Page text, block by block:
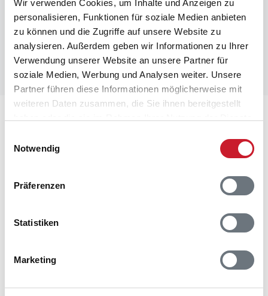
Wir verwenden Cookies, um Inhalte und Anzeigen zu
personalisieren, Funktionen für soziale Medien anbieten
zu können und die Zugriffe auf unsere Website zu
analysieren. Außerdem geben wir Informationen zu Ihrer
Verwendung unserer Website an unsere Partner für
soziale Medien, Werbung und Analysen weiter. Unsere
Partner führen diese Informationen möglicherweise mit
weiteren Daten zusammen, die Sie ihnen bereitgestellt
Notwendig
Präferenzen
Statistiken
Marketing
Lageplan
Adresse
Skovmose/Als